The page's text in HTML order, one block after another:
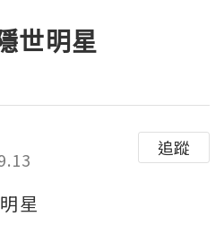
世明星
追蹤
星